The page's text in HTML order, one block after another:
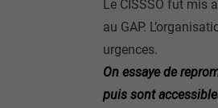
Le CISSSO fut mis
au GAP.
urgences.
On essaye de
puis sont